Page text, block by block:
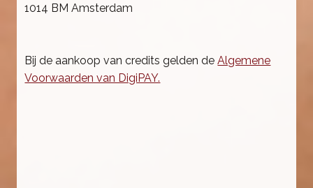
1014 BM Amsterdam
Bij de aankoop van credits gelden deAlgemene
Voorwaarden van DigiPAY.